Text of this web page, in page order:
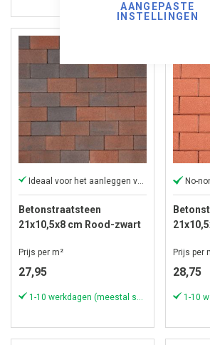
AANGEPASTE
INSTELLINGEN
Ideaal voor het aanleggen van opritten
Betonstraatsteen
21x10,5x8 cm Rood-zwart
Prijs per m²
27,95
No-
Prijs per
28,75